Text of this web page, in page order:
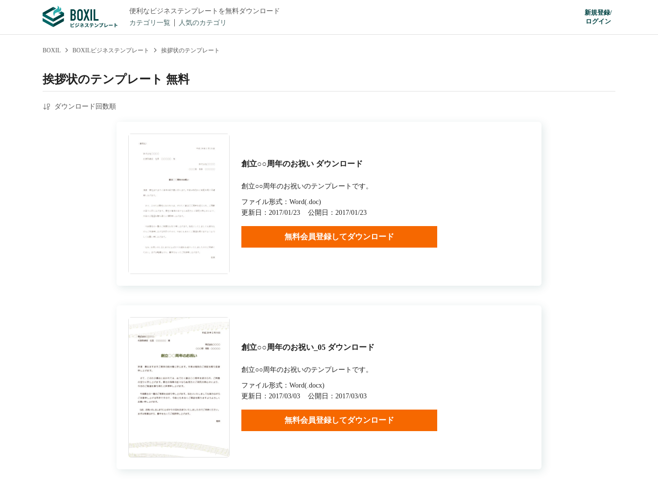
便利なビジネステンプレートを無料ダウンロード
カテゴリ一覧
人気のカテゴリ
新規登録/
ログイン
BOXIL BOXILビジネステンプレート 挨拶状のテンプレート
挨拶状のテンプレート 無料
ダウンロード回数順
創立○○周年のお祝い ダウンロード
創立○○周年のお祝いのテンプレートです。
ファイル形式：Word(.doc)
更新日：2017/01/23
公開日：2017/01/23
無料会員登録してダウンロード
創立○○周年のお祝い_05 ダウンロード
創立○○周年のお祝いのテンプレートです。
ファイル形式：Word(.docx)
更新日：2017/03/03
公開日：2017/03/03
無料会員登録してダウンロード